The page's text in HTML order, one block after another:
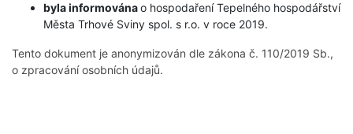
byla informovánao hospodaření Tepelného hospodářství
Města Trhové Sviny spol. s r.o. v roce 2019.
Tento dokument je anonymizován dle zákona č. 110/2019 Sb.,
o zpracování osobních údajů.